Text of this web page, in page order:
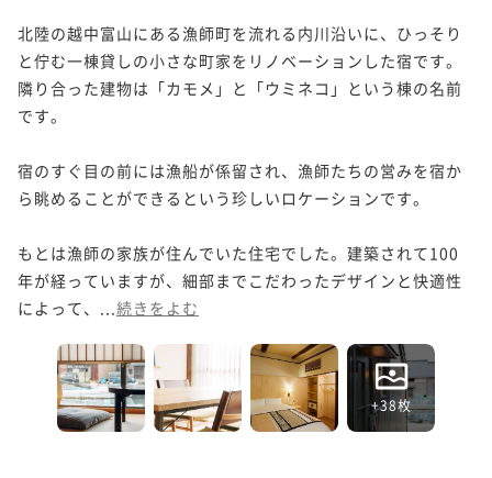
北陸の越中富山にある漁師町を流れる内川沿いに、ひっそり
と佇む一棟貸しの小さな町家をリノベーションした宿です。
隣り合った建物は「カモメ」と「ウミネコ」という棟の名前
です。
宿のすぐ目の前には漁船が係留され、漁師たちの営みを宿か
ら眺めることができるという珍しいロケーションです。
もとは漁師の家族が住んでいた住宅でした。建築されて100
年が経っていますが、細部までこだわったデザインと快適性
によって、... 続きをよむ
+38枚